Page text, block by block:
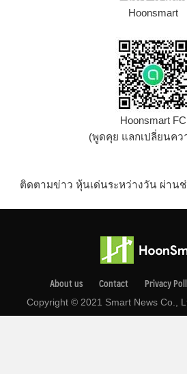
Hoonsmart
Hoonsmart FC
(พูดคุย แลกเปลี่ยนคว
ติดตามข่าว หุ้นเด่นระหว่างวัน ผ่านช่
About us Contact Privacy
Copyright © 2021 Smart News Co.,